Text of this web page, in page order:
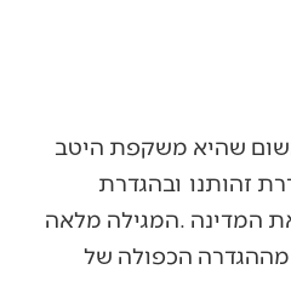
‬בסתירות‭ ‬פנימיות‭, ‬החל‭ ‬מההגדרה‭ ‬הכפולה‭ ‬של‭